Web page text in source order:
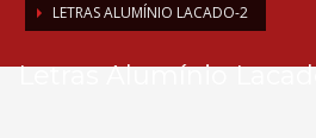
LETRAS ALUMÍNIO LACADO-2
Letras Alumínio